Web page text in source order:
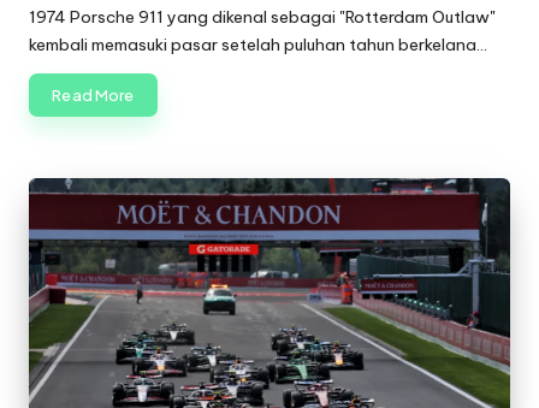
by
1974 Porsche 911 yang dikenal sebagai "Rotterdam Outlaw"
kembali memasuki pasar setelah puluhan tahun berkelana…
Read More